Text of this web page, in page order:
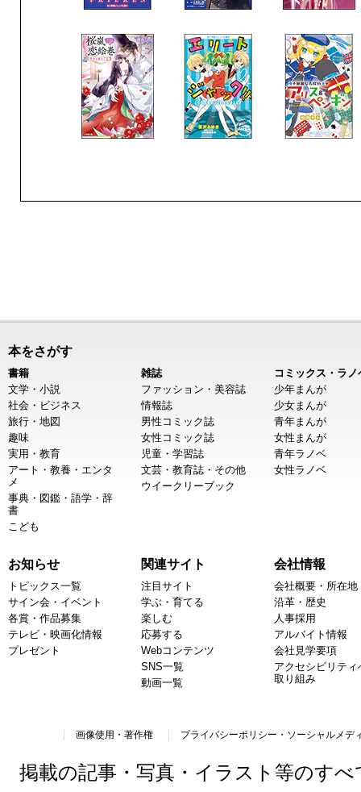
本をさがす
書籍
文学・小説
社会・ビジネス
旅行・地図
趣味
実用・教育
アート・教養・エンタ
メ
事典・図鑑・語学・辞
書
こども
雑誌
ファッション・美容誌
情報誌
男性コミック誌
女性コミック誌
児童・学習誌
文芸・教育誌・その他
ウイークリーブック
コミックス・ラノ
少年まんが
少女まんが
青年まんが
女性まんが
青年ラノベ
女性ラノベ
お知らせ
トピックス一覧
サイン会・イベント
各賞・作品募集
テレビ・映画化情報
プレゼント
関連サイト
注目サイト
学ぶ・育てる
楽しむ
応募する
Webコンテンツ
SNS一覧
動画一覧
会社情報
会社概要・所在地
沿革・歴史
人事採用
アルバイト情報
会社見学要項
アクセシビリティ
取り組み
画像使用・著作権 プライバシーポリシー・ソーシャルメデ
掲載の記事・写真・イラスト等のす